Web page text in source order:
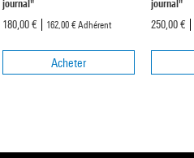
journal"
180,00 €
162,00 €Adhérent
Acheter
journal"
250,00 €